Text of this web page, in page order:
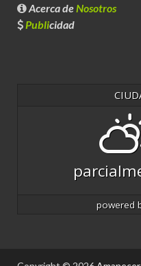
Acerca deNosotros
Publicidad
powered